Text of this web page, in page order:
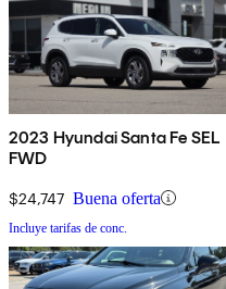
2023 Hyundai Santa Fe SEL
FWD
$24,747 Buena oferta
Incluye tarifas de conc.